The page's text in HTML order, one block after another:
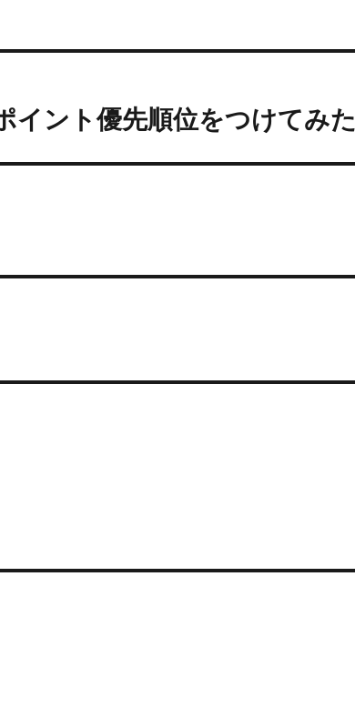
イント優先順位をつけてみた